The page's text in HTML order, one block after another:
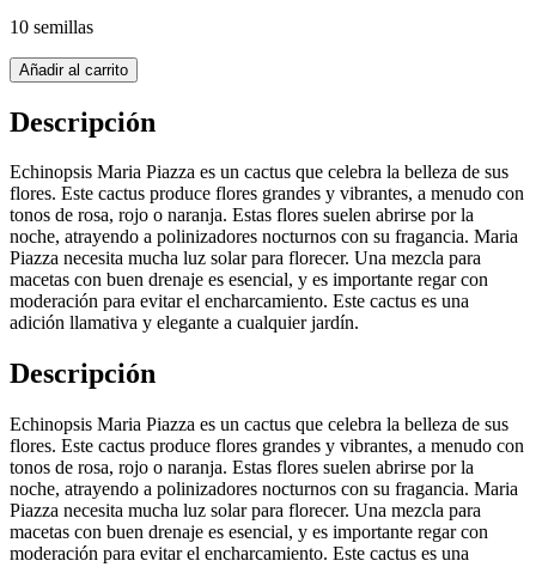
10 semillas
Añadir al carrito
Descripción
Echinopsis Maria Piazza es un cactus que celebra la belleza de sus
flores. Este cactus produce flores grandes y vibrantes, a menudo con
tonos de rosa, rojo o naranja. Estas flores suelen abrirse por la
noche, atrayendo a polinizadores nocturnos con su fragancia. Maria
Piazza necesita mucha luz solar para florecer. Una mezcla para
macetas con buen drenaje es esencial, y es importante regar con
moderación para evitar el encharcamiento. Este cactus es una
adición llamativa y elegante a cualquier jardín.
Descripción
Echinopsis Maria Piazza es un cactus que celebra la belleza de sus
flores. Este cactus produce flores grandes y vibrantes, a menudo con
tonos de rosa, rojo o naranja. Estas flores suelen abrirse por la
noche, atrayendo a polinizadores nocturnos con su fragancia. Maria
Piazza necesita mucha luz solar para florecer. Una mezcla para
macetas con buen drenaje es esencial, y es importante regar con
moderación para evitar el encharcamiento. Este cactus es una